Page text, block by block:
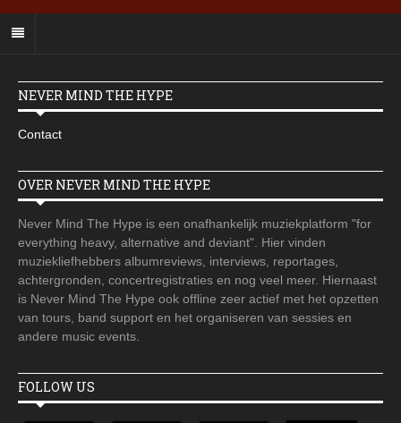
NEVER MIND THE HYPE
Contact
OVER NEVER MIND THE HYPE
Never Mind The Hype is een onafhankelijk muziekplatform "for
everything heavy, alternative and deviant". Hier vinden
muziekliefhebbers albumreviews, interviews, reportages,
achtergronden, concertregistraties en nog veel meer. Hiernaast
is Never Mind The Hype ook offline zeer actief met het opzetten
van tours, band support en het organiseren van sessies en
andere music events.
FOLLOW US